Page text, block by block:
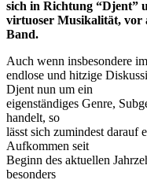
sich in Richtung “Djent”
virtuoser Musikalität, vor
Band.
Auch wenn insbesondere
endlose und hitzige
Djent nun um ein
eigenständiges Genre,
handelt, so
lässt sich zumindest darauf
Aufkommen seit
Beginn des aktuellen
besonders